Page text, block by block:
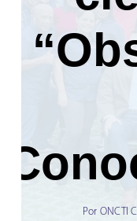
Por ONCTI